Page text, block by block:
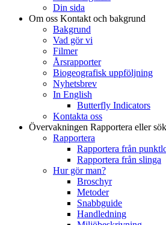
Din sida
Om oss Kontakt och bakgrund
Bakgrund
Vad gör vi
Filmer
Årsrapporter
Biogeografisk uppföljning
Nyhetsbrev
In English
Butterfly Indicators
Kontakta oss
Övervakningen Rapportera eller sök
Rapportera
Rapportera från
Rapportera från slinga
Hur gör man?
Broschyr
Metoder
Snabbguide
Handledning